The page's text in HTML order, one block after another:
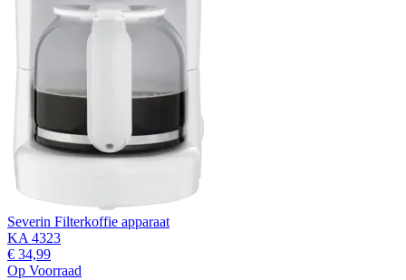
Severin Filterkoffie apparaat
KA 4323
€ 34,99
Op Voorraad